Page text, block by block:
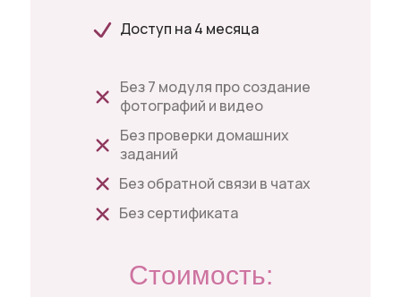
Стоимость:
Доступ на 4 месяца
Без 7 модуля про создание
фотографий и видео
Без проверки домашних
заданий
Без обратной связи в чатах
Без сертификата